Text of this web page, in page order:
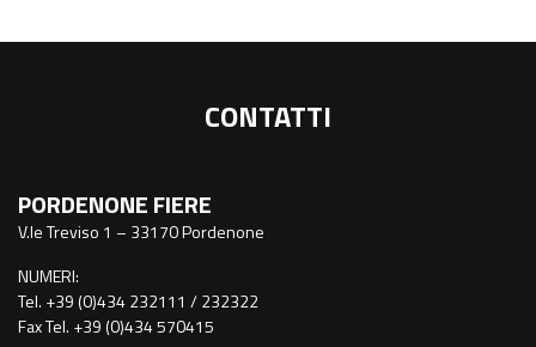
CONTATTI
PORDENONE FIERE
V.le Treviso 1 – 33170 Pordenone
NUMERI:
Tel. +39 (0)434 232111 / 232322
Fax Tel. +39 (0)434 570415